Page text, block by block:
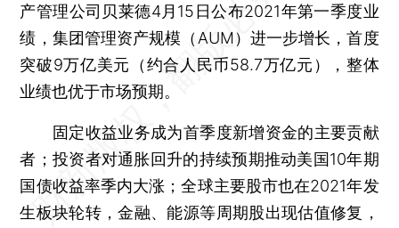
产管理公司贝莱德4月15日公布2021年第一季度业
绩，集团管理资产规模（AUM）进一步增长，首度
突破9万亿美元（约合人民币58.7万亿元），整体
业绩也优于市场预期。
固定收益业务成为首季度新增资金的主要贡献
者；投资者对通胀回升的持续预期推动美国10年期
国债收益率季内大涨；全球主要股市也在2021年发
生板块轮转，金融、能源等周期股出现估值修复，